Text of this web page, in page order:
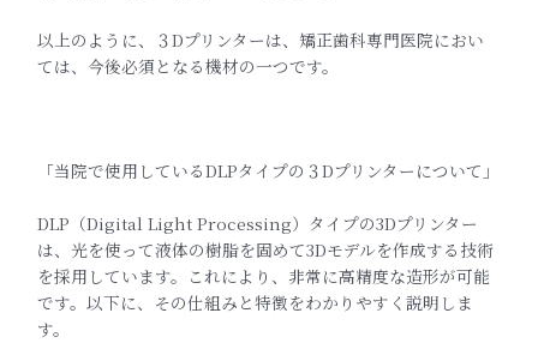
以上のように、３Dプリンターは、矯正歯科専門医院におい
ては、今後必須となる機材の一つです。
「当院で使用しているDLPタイプの３Dプリンターについて」
DLP（Digital Light Processing）タイプの3Dプリンター
は、光を使って液体の樹脂を固めて3Dモデルを作成する技術
を採用しています。これにより、非常に高精度な造形が可能
です。以下に、その仕組みと特徴をわかりやすく説明しま
す。